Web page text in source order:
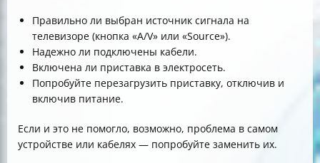
Правильно ли выбран источник сигнала на
телевизоре (кнопка «A/V» или «Source»).
Надежно ли подключены кабели.
Включена ли приставка в электросеть.
Попробуйте перезагрузить приставку, отключив и
включив питание.
Если и это не помогло, возможно, проблема в самом
устройстве или кабелях — попробуйте заменить их.